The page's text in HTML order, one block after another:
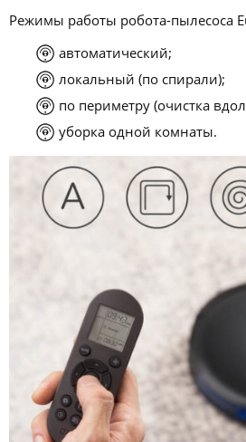
Режимы работы робота-пылесоса
автоматический;
локальный (по спирали);
по периметру (очистка
уборка одной комнаты.